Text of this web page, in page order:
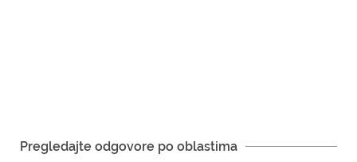
Pregledajte odgovore po oblastima